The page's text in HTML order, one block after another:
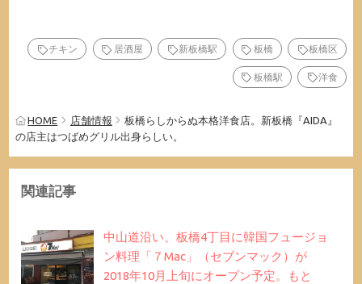
チキン 居酒屋 新板橋駅 板橋 板橋区
板橋駅 洋食
HOME 店舗情報
板橋らしからぬ本格洋食店。新板橋『AIDA』
の店主はつばめグリル出身らしい。
関連記事
中山道沿い、板橋4丁目に韓国フュージョ
ン料理「７Mac」（セブンマック）が
2018年10月上旬にオープン予定。もと